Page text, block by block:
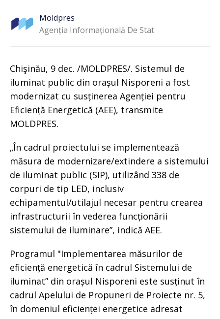
Moldpres
Agenția Informațională De Stat
Chişinău, 9 dec. /MOLDPRES/. Sistemul de
iluminat public din orașul Nisporeni a fost
modernizat cu susținerea Agenției pentru
Eficiență Energetică (AEE), transmite
MOLDPRES.
„În cadrul proiectului se implementează
măsura de modernizare/extindere a sistemului
de iluminat public (SIP), utilizând 338 de
corpuri de tip LED, inclusiv
echipamentul/utilajul necesar pentru crearea
infrastructurii în vederea funcționării
sistemului de iluminare”, indică AEE.
Programul "Implementarea măsurilor de
eficiență energetică în cadrul Sistemului de
iluminat” din orașul Nisporeni este susținut în
cadrul Apelului de Propuneri de Proiecte nr. 5,
în domeniul eficienței energetice adresat